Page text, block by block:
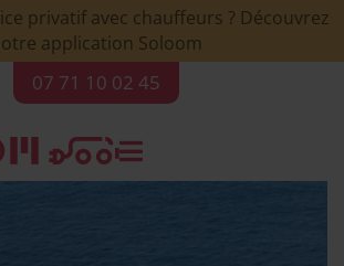
privatif avec chauffeurs ? Découvrez
application Soloom
07 71 10 02 45
